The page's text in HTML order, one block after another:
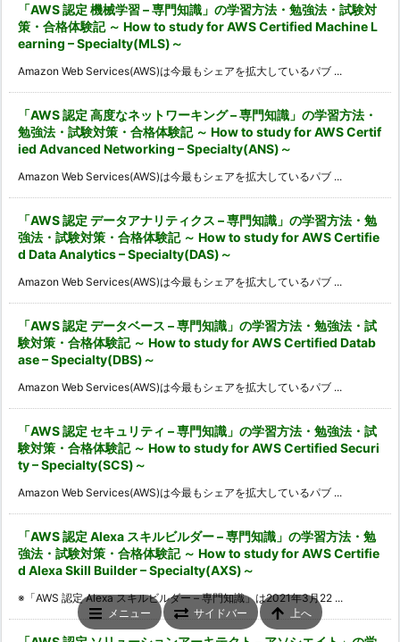
「AWS 認定 機械学習 – 専門知識」の学習方法・勉強法・試験対
策・合格体験記 ～ How to study for AWS Certified Machine L
earning – Specialty(MLS)～
Amazon Web Services(AWS)は今最もシェアを拡大しているパブ ...
「AWS 認定 高度なネットワーキング – 専門知識」の学習方法・
勉強法・試験対策・合格体験記 ～ How to study for AWS Certif
ied Advanced Networking – Specialty(ANS)～
Amazon Web Services(AWS)は今最もシェアを拡大しているパブ ...
「AWS 認定 データアナリティクス – 専門知識」の学習方法・勉
強法・試験対策・合格体験記 ～ How to study for AWS Certifie
d Data Analytics – Specialty(DAS)～
Amazon Web Services(AWS)は今最もシェアを拡大しているパブ ...
「AWS 認定 データベース – 専門知識」の学習方法・勉強法・試
験対策・合格体験記 ～ How to study for AWS Certified Datab
ase – Specialty(DBS)～
Amazon Web Services(AWS)は今最もシェアを拡大しているパブ ...
「AWS 認定 セキュリティ – 専門知識」の学習方法・勉強法・試
験対策・合格体験記 ～ How to study for AWS Certified Securi
ty – Specialty(SCS)～
Amazon Web Services(AWS)は今最もシェアを拡大しているパブ ...
「AWS 認定 Alexa スキルビルダー – 専門知識」の学習方法・勉
強法・試験対策・合格体験記 ～ How to study for AWS Certifie
d Alexa Skill Builder – Specialty(AXS)～
※「AWS 認定 Alexa スキルビルダー – 専門知識」は2021年3月22 ...
メニュー サイドバー 上へ